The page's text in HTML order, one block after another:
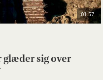
01:57
sig over